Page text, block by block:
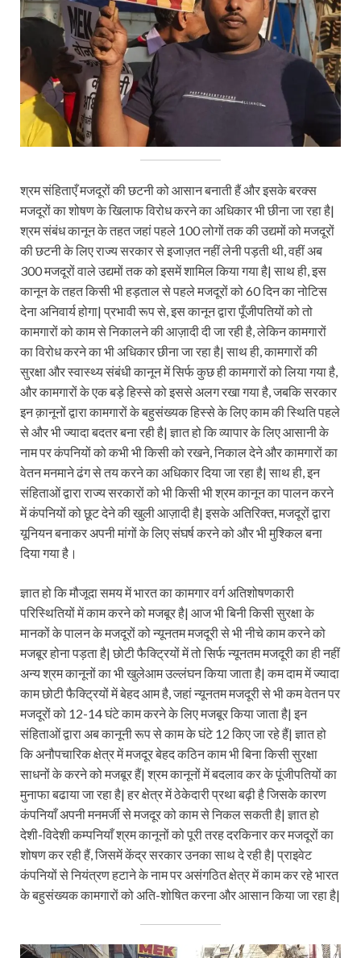
श्रम संहिताएँ मजदूरों की छटनी को आसान बनाती हैं और इसके बरक्स
मजदूरों का शोषण के खिलाफ विरोध करने का अधिकार भी छीना जा रहा है|
श्रम संबंध कानून के तहत जहां पहले 100 लोगों तक की उद्यमों को मजदूरों
की छटनी के लिए राज्य सरकार से इजाज़त नहीं लेनी पड़ती थी, वहीं अब
300 मजदूरों वाले उद्यमों तक को इसमें शामिल किया गया है| साथ ही, इस
कानून के तहत किसी भी हड़ताल से पहले मजदूरों को 60 दिन का नोटिस
देना अनिवार्य होगा| प्रभावी रूप से, इस कानून द्वारा पूँजीपतियों को तो
कामगारों को काम से निकालने की आज़ादी दी जा रही है, लेकिन कामगारों
का विरोध करने का भी अधिकार छीना जा रहा है| साथ ही, कामगारों की
सुरक्षा और स्वास्थ्य संबंधी कानून में सिर्फ कुछ ही कामगारों को लिया गया है,
और कामगारों के एक बड़े हिस्से को इससे अलग रखा गया है, जबकि सरकार
इन क़ानूनों द्वारा कामगारों के बहुसंख्यक हिस्से के लिए काम की स्थिति पहले
से और भी ज्यादा बदतर बना रही है| ज्ञात हो कि व्यापार के लिए आसानी के
नाम पर कंपनियों को कभी भी किसी को रखने, निकाल देने और कामगारों का
वेतन मनमाने ढंग से तय करने का अधिकार दिया जा रहा है| साथ ही, इन
संहिताओं द्वारा राज्य सरकारों को भी किसी भी श्रम कानून का पालन करने
में कंपनियों को छूट देने की खुली आज़ादी है| इसके अतिरिक्त, मजदूरों द्वारा
यूनियन बनाकर अपनी मांगों के लिए संघर्ष करने को और भी मुश्किल बना
दिया गया है।
ज्ञात हो कि मौजूदा समय में भारत का कामगार वर्ग अतिशोषणकारी
परिस्थितियों में काम करने को मजबूर है| आज भी बिनी किसी सुरक्षा के
मानकों के पालन के मजदूरों को न्यूनतम मजदूरी से भी नीचे काम करने को
मजबूर होना पड़ता है| छोटी फैक्ट्रियों में तो सिर्फ न्यूनतम मजदूरी का ही नहीं
अन्य श्रम कानूनों का भी खुलेआम उल्लंघन किया जाता है| कम दाम में ज्यादा
काम छोटी फैक्ट्रियों में बेहद आम है, जहां न्यूनतम मजदूरी से भी कम वेतन पर
मजदूरों को 12-14 घंटे काम करने के लिए मजबूर किया जाता है| इन
संहिताओं द्वारा अब कानूनी रूप से काम के घंटे 12 किए जा रहे हैं| ज्ञात हो
कि अनौपचारिक क्षेत्र में मजदूर बेहद कठिन काम भी बिना किसी सुरक्षा
साधनों के करने को मजबूर हैं| श्रम कानूनों में बदलाव कर के पूंजीपतियों का
मुनाफा बढाया जा रहा है| हर क्षेत्र में ठेकेदारी प्रथा बढ़ी है जिसके कारण
कंपनियाँ अपनी मनमर्जी से मजदूर को काम से निकल सकती है| ज्ञात हो
देशी-विदेशी कम्पनियाँ श्रम कानूनों को पूरी तरह दरकिनार कर मजदूरों का
शोषण कर रही हैं, जिसमें केंद्र सरकार उनका साथ दे रही है| प्राइवेट
कंपनियों से नियंत्रण हटाने के नाम पर असंगठित क्षेत्र में काम कर रहे भारत
के बहुसंख्यक कामगारों को अति-शोषित करना और आसान किया जा रहा है|